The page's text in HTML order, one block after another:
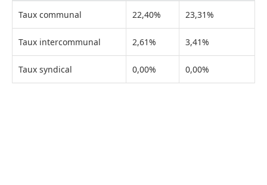
Taux communal 22,40% 23,31%
Taux intercommunal 2,61% 3,41%
Taux syndical 0,00% 0,00%